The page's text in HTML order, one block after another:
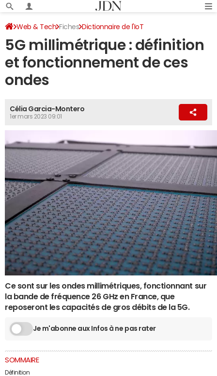
Web & Tech Fiches Dictionnaire de l'IoT
5G millimétrique : définition
et fonctionnement de ces
ondes
Célia Garcia-Montero
1er mars 2023 09:01
Ce sont sur les ondes millimétriques, fonctionnant sur
la bande de fréquence 26 GHz en France, que
reposeront les capacités de gros débits de la 5G.
Je m'abonne aux Infos à ne pas rater
SOMMAIRE
Définition